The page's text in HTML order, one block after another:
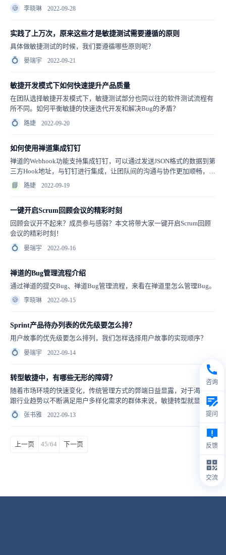
🍪
李晓琳 2022-09-28
实践了上万次，原来这些才是敏捷测试需要遵循的原则
具体做敏捷测试的时候，我们要遵循哪些原则呢？
💍
晏瑞宇 2022-09-21
敏捷开发模式下如何快速提升产品质量
在团队选择敏捷开发模式下，敏捷测试部分也同以往的软件测试流程有
所不同。如何平衡敏捷的快速迭代开发和解决Bug的矛盾？
💍
路婕 2022-09-20
如何使用禅道集成钉钉
禅道的Webhook功能支持集成钉钉，可以通过发送JSON格式的数据到第
三方Hook地址，与钉钉进行集成，让团队间的沟通与协作更加顺畅，消
息接收更及时。
📘 路婕 2022-09-19
一键开启Scrum回顾会议的精彩时刻
回顾会议开不起来？成员参与感弱？本文将带大家一键开启Scrum回顾
会议的精彩时刻！
💍
晏瑞宇 2022-09-16
禅道的Bug管理流程介绍
通过禅道的提交Bug、禅道Bug管理流程，来看在禅道里怎么管理Bug。
🍪
李晓琳 2022-09-15
Sprint产品待办列表的优先级要怎么排？
用户故事的优先级要怎么排列，我们怎样选择用户故事的实现顺序？
💍
晏瑞宇 2022-09-14
转型敏捷中，有哪些无形的障碍？
随着市场环境的快速变化，传统管理方式的弊端日益显露，对于渴望紧
跟行业趋势以不断满足用户多样化需求的群体来说，敏捷转型就显得非
常关键。
💍 张书雅 2022-09-13
上一页 45/64 下一页
咨询
提问
反馈
交流